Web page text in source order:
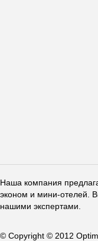
Наша компания
эконом и мини-отелей.
нашими экспертами.
© Copyright © 2012